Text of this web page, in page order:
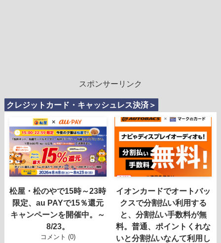
スポンサーリンク
クレジットカード・キャッシュレス決済＞
松屋・松のやで15時～23時
限定、au PAYで15％還元
キャンペーンを開催中。～
8/23。
コメント (0)
イオンカードでオートバッ
クスで分割払い利用する
と、分割払い手数料が無
料。普通、ポイントくれな
いと分割払いなんて利用し